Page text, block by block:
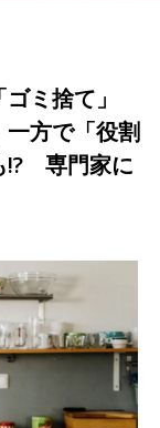
ミ捨て」
一方で「役割
!? 専門家に